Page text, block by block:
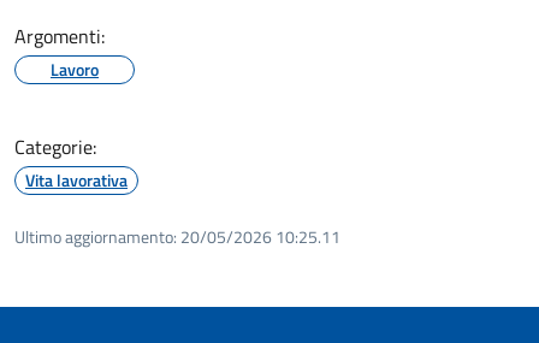
Argomenti:
Lavoro
Categorie:
Vita lavorativa
Ultimo aggiornamento: 20/05/2026 10:25.11